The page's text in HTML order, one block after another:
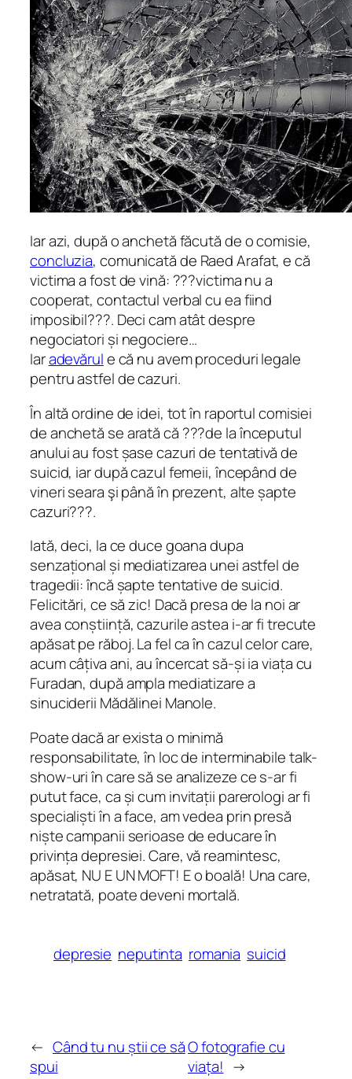
Iar azi, după o anchetă făcută de o comisie,
concluzia, comunicată de Raed Arafat, e că
victima a fost de vină: ???victima nu a
cooperat, contactul verbal cu ea fiind
imposibil???. Deci cam atât despre
negociatori și negociere…
Iaradevărule că nu avem proceduri legale
pentru astfel de cazuri.
În altă ordine de idei, tot în raportul comisiei
de anchetă se arată că ???de la începutul
anului au fost șase cazuri de tentativă de
suicid, iar după cazul femeii, începând de
vineri seara şi până în prezent, alte șapte
cazuri???.
Iată, deci, la ce duce goana dupa
senzațional și mediatizarea unei astfel de
tragedii: încă șapte tentative de suicid.
Felicitări, ce să zic! Dacă presa de la noi ar
avea conștiință, cazurile astea i-ar fi trecute
apăsat pe răboj. La fel ca în cazul celor care,
acum câțiva ani, au încercat să-și ia viața cu
Furadan, după ampla mediatizare a
sinuciderii Mădălinei Manole.
Poate dacă ar exista o minimă
responsabilitate, în loc de interminabile talk-
show-uri în care să se analizezece s-ar fi
putut face, ca și cum invitații parerologi ar fi
specialiști îna face, am vedea prin presă
niște campanii serioase de educare în
privința depresiei. Care, vă reamintesc,
apăsat, NU E UN MOFT! E o boală! Una care,
netratată, poate deveni mortală.
depresie neputinta romania suicid
← Când tu nu știi ce să
spui
O fotografie cu
viața! →